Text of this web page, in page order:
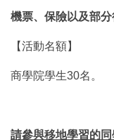
機票、保險以及部
【活動名額】
商學院學生30名。
請參與移地學習的